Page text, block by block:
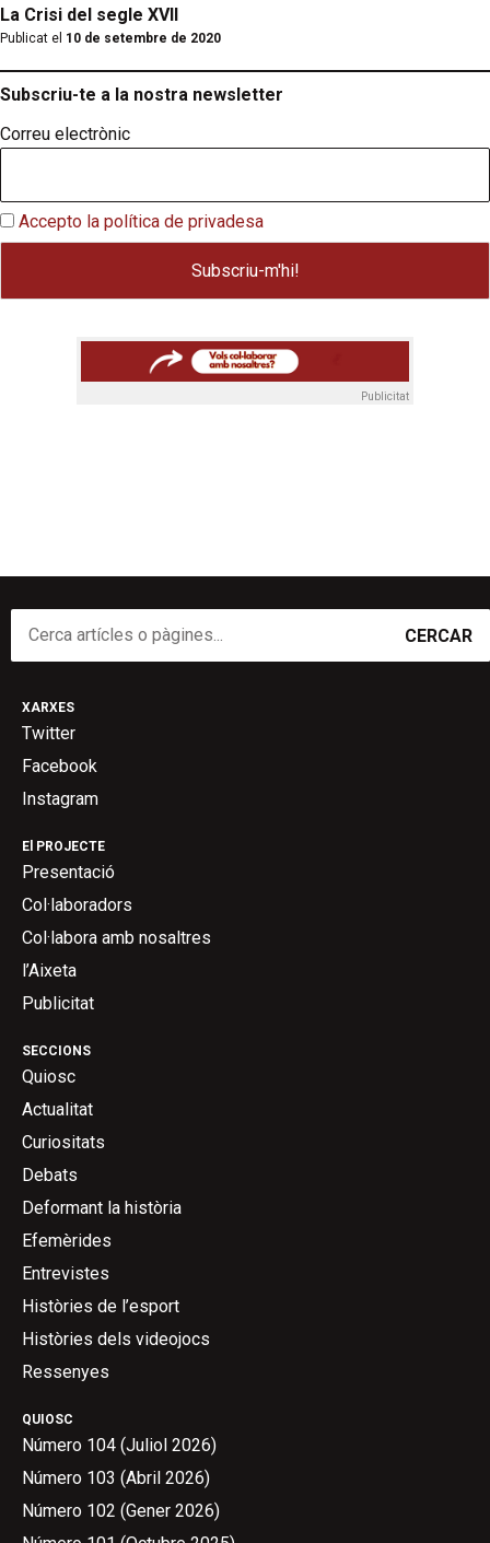
La Crisi del segle XVII
Publicat el 10 de setembre de 2020
Subscriu-te a la nostra newsletter
Correu electrònic
Accepto la política de privadesa
Publicitat
CERCAR
QUIOSC
Número 104 (Juliol 2026)
Número 103 (Abril 2026)
Número 102 (Gener 2026)
SECCIONS
Quiosc
Actualitat
Curiositats
Debats
Deformant la història
Efemèrides
Entrevistes
Històries de l’esport
Històries dels videojocs
Ressenyes
El PROJECTE
Presentació
Col·laboradors
Col·labora amb nosaltres
l’Aixeta
Publicitat
XARXES
Twitter
Facebook
Instagram